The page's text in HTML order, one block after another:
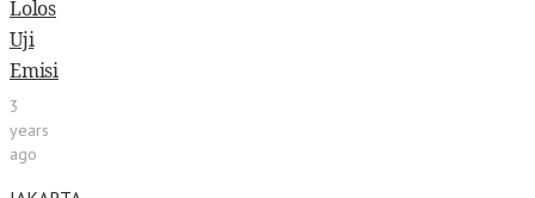
Lolos
Uji
Emisi
3
years
ago